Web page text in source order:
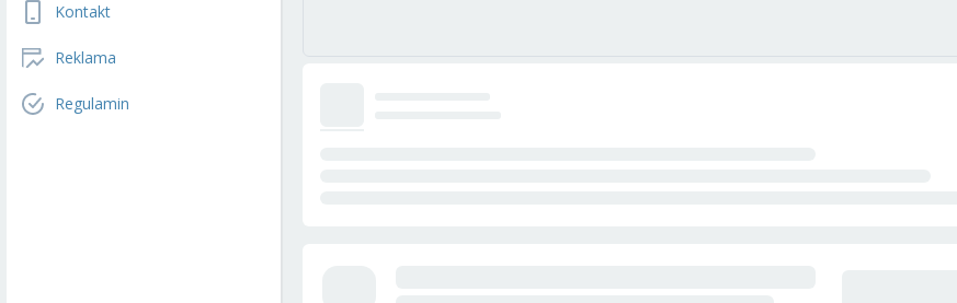
Kontakt
Reklama
Regulamin